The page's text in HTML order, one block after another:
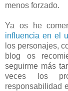
menos forzado.
Ya os he
influencia en el
los personajes,
blog os
seguirme más
veces los
responsabilidad